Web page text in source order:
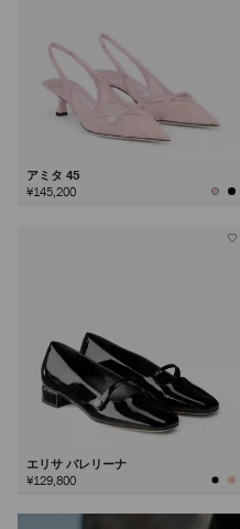
アミタ 45
¥145,200
エリサ バレリーナ
¥129,800